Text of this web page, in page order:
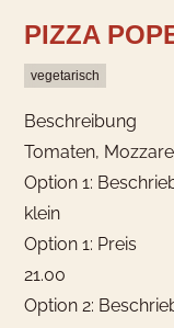
PIZZA
vegetarisch
Beschreibung
Tomaten,
Option 1:
klein
Option 1: Preis
21.00
Option 2: